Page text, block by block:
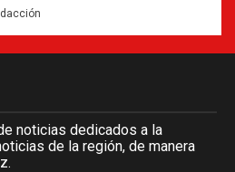
noticias dedicados a la
de la región, de manera